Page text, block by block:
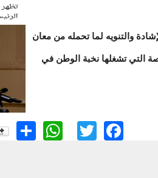
والتنويه لما تحمله من معان
التي تشغلها نخبة الوطن في
Facebook
Twitter